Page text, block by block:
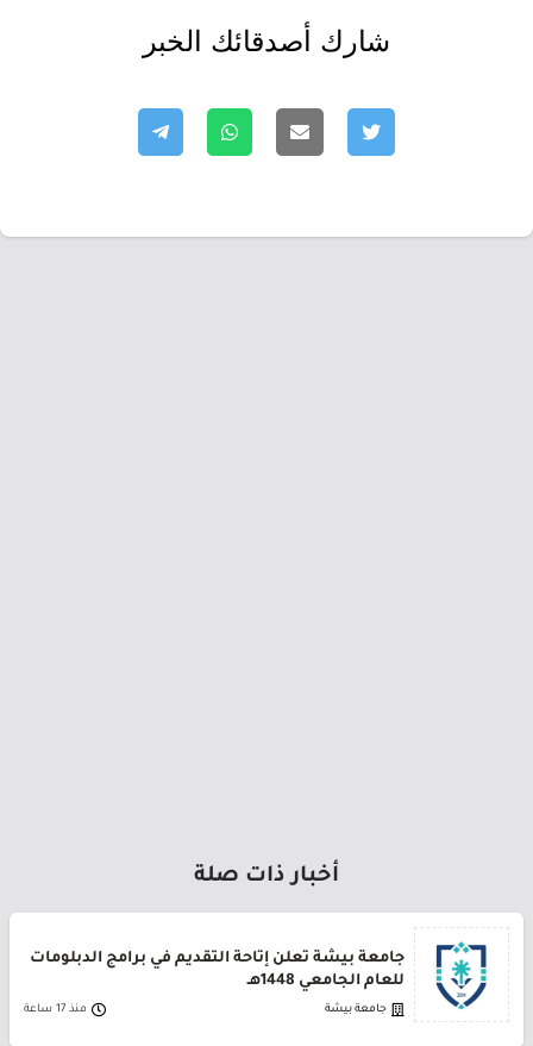
شارك أصدقائك الخبر
أخبار ذات صلة
جامعة بيشة تعلن إتاحة التقديم في برامج الدبلومات
للعام الجامعي 1448هـ
جامعة بيشة منذ 17 ساعة